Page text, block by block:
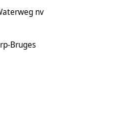
nv
Bruges